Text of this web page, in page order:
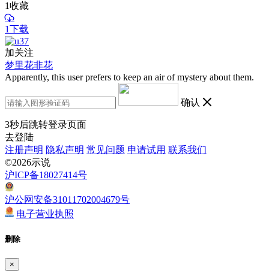
1收藏
1下载
加关注
梦里花非花
Apparently, this user prefers to keep an air of mystery about them.
确认
3秒后跳转登录页面
去登陆
注册声明 隐私声明 常见问题 申请试用 联系我们
©2026示说
沪ICP备18027414号
沪公网安备31011702004679号
电子营业执照
删除
×